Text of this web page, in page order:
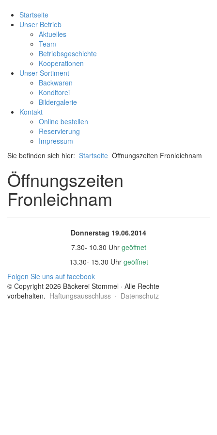
Startseite
Unser Betrieb
Aktuelles
Team
Betriebsgeschichte
Kooperationen
Unser Sortiment
Backwaren
Konditorei
Bildergalerie
Kontakt
Online bestellen
Reservierung
Impressum
Sie befinden sich hier: Startseite Öffnungszeiten Fronleichnam
Öffnungszeiten
Fronleichnam
Donnerstag 19.06.2014
7.30- 10.30 Uhr geöffnet
13.30- 15.30 Uhrgeöffnet
Folgen Sie uns auf facebook
© Copyright 2026 Bäckerei Stommel · Alle Rechte
vorbehalten. Haftungsausschluss · Datenschutz